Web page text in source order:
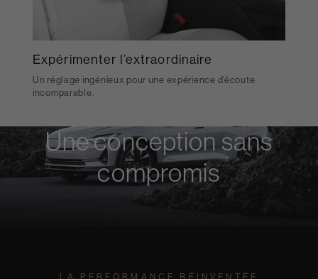
Expérimenter l’extraordinaire
Un réglage ingénieux pour une expérience d’écoute
incomparable.
Une conception sans
compromis
LA PERFORMANCE RÉINVENTÉE